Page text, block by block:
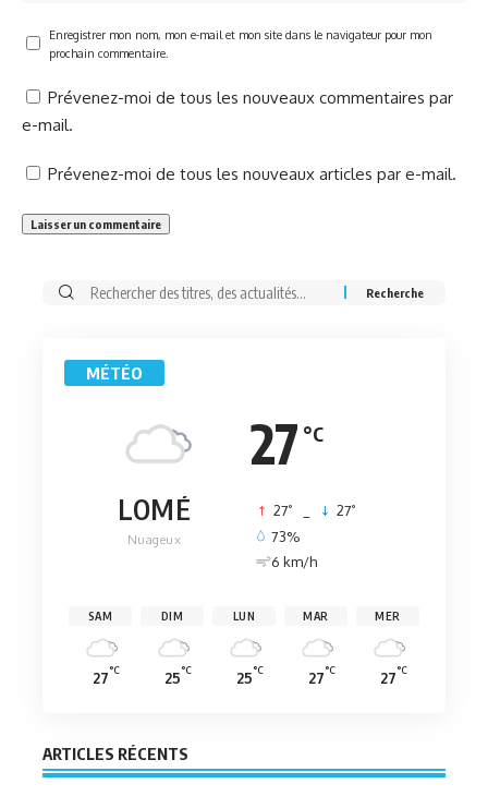
Enregistrer mon nom, mon e-mail et mon site dans le navigateur pour mon
prochain commentaire.
Prévenez-moi de tous les nouveaux commentaires par
e-mail.
Prévenez-moi de tous les nouveaux articles par e-mail.
Rechercher:
MÉTÉO
27 °C
LOMÉ
Nuageux
27° 27°
73%
6 km/h
SAM
27°C
DIM
25°C
LUN
25°C
MAR
27°C
MER
27°C
ARTICLES RÉCENTS